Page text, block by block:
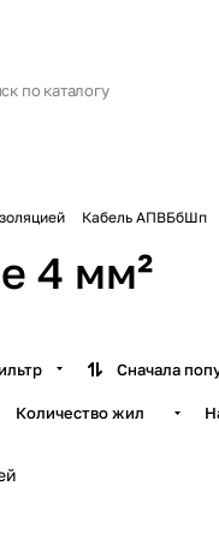
Кабель АПВБбШп
4 мм²
Сначала
Количество жил